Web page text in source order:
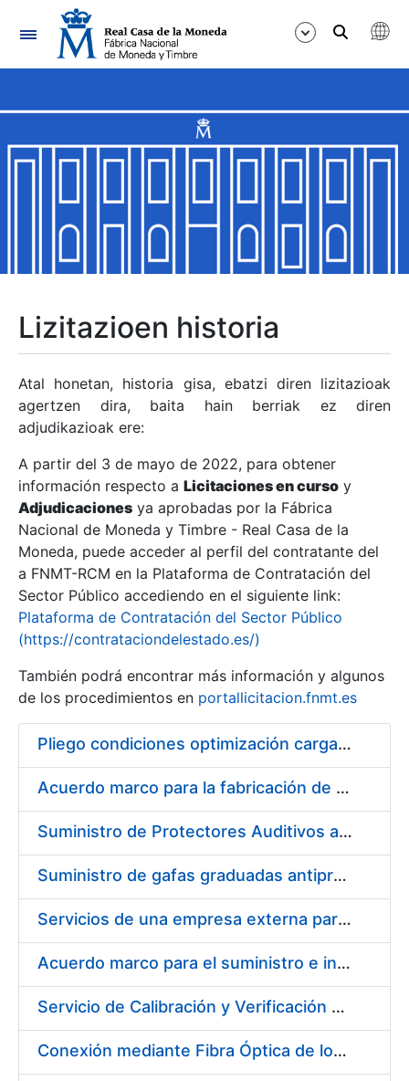
Nabigazioa
Erakutsi/Ezkutatu
Erakutsi/Ezkutatu
Erakutsi/Ezkutatu
Erakutsi/Ezkutatu
Erakutsi/Ezkutatu
Erakutsi/Ezkutatu
Erakutsi/Ezkutatu
Erakutsi/Ezkutatu
Lizitazioen historia
Atal honetan, historia gisa, ebatzi diren lizitazioak
agertzen dira, baita hain berriak ez diren
adjudikazioak ere:
A partir del 3 de mayo de 2022, para obtener
información respecto a Licitaciones en curso y
Adjudicaciones ya aprobadas por la Fábrica
Nacional de Moneda y Timbre - Real Casa de la
Moneda, puede acceder al perfil del contratante del
a FNMT-RCM en la Plataforma de Contratación del
Sector Público accediendo en el siguiente link:
Plataforma de Contratación del Sector Público
(https://contrataciondelestado.es/)
También podrá encontrar más información y algunos
de los procedimientos en portallicitacion.fnmt.es
Pliego condiciones optimización cargas compras firmado
Acuerdo marco para la fabricación de piezas
Suministro de Protectores Auditivos a medida para las personas trabajadoras de los Centros de Trabajo de Madrid y Burgos
Suministro de gafas graduadas antiproyecciones para los trabajadores de la FNMT-RCM en los centros de trabajo de Madrid y Burgos
Servicios de una empresa externa para el asesoramiento y resolución de los recursos de alzada que se presentan relacionados con procesos de selección para la FNMT-RCM
Acuerdo marco para el suministro e instalación de persianas, estores y otros complementos
Servicio de Calibración y Verificación Externa de los Equipos de Medición del Servicio de Prevención de la FNMT-RCM
Conexión mediante Fibra Óptica de los Centros de Proceso de Datos (CPDs) de las sedes de la FNMT-RCM de Burgos y Madrid